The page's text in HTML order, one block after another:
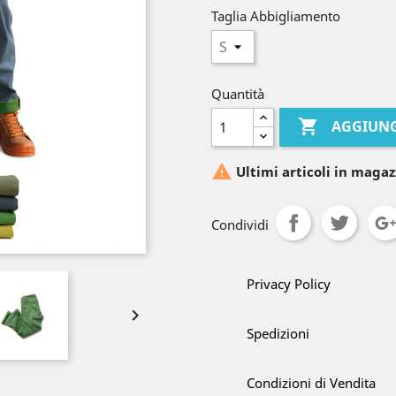

Taglia Abbigliamento
Quantità

 Ultimi articoli in
Condividi
Privacy Policy
Spedizioni
Condizioni di Vendita